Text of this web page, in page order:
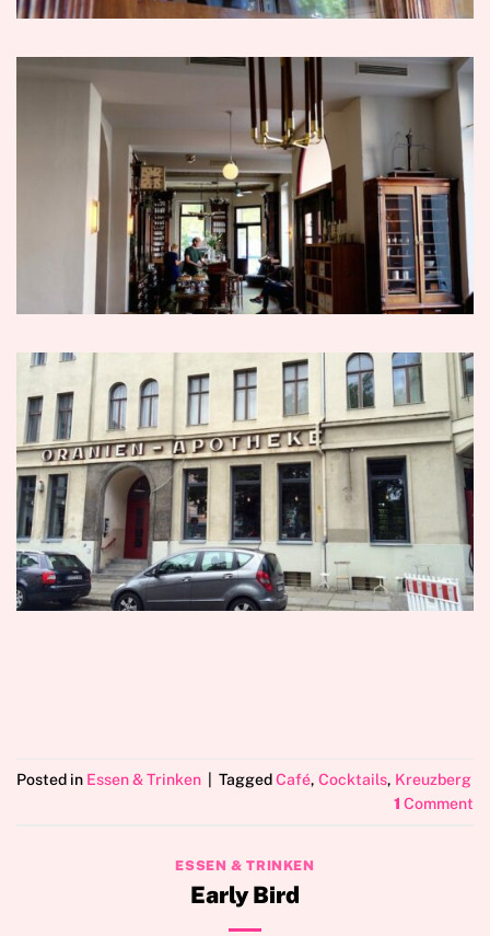
Posted in Essen & Trinken TaggedCafé, Cocktails, Kreuzberg
1 Comment
ESSEN & TRINKEN
Early Bird